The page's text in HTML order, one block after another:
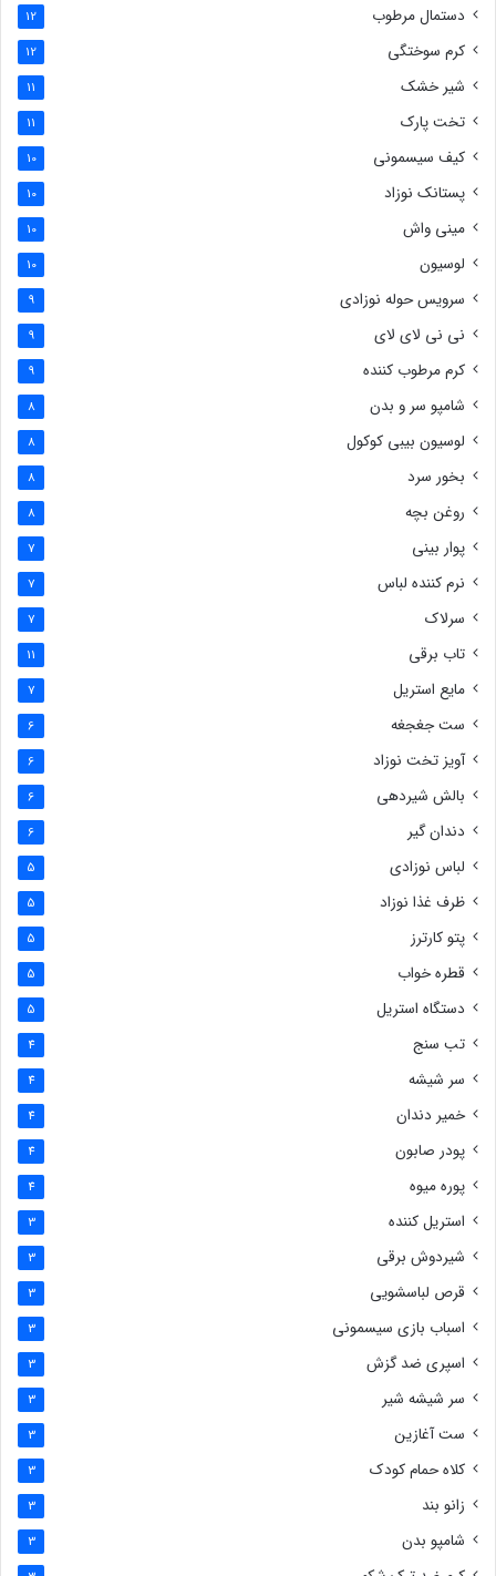
دستمال مرطوب 12
کرم سوختگی 12
شیر خشک 11
تخت پارک 11
کیف سیسمونی 10
پستانک نوزاد 10
مینی واش 10
لوسیون 10
سرویس حوله نوزادی 9
نی نی لای لای 9
کرم مرطوب کننده 9
شامپو سر و بدن 8
لوسیون بیبی کوکول 8
بخور سرد 8
روغن بچه 8
پوار بینی 7
نرم کننده لباس 7
سرلاک 7
تاب برقی 11
مایع استریل 7
ست جغجغه 6
آویز تخت نوزاد 6
بالش شیردهی 6
دندان گیر 6
لباس نوزادی 5
ظرف غذا نوزاد 5
پتو کارترز 5
قطره خواب 5
دستگاه استریل 5
تب سنج 4
سر شیشه 4
خمیر دندان 4
پودر صابون 4
پوره میوه 4
استریل کننده 3
شیردوش برقی 3
قرص لباسشویی 3
اسباب بازی سیسمونی 3
اسپری ضد گزش 3
سر شیشه شیر 3
ست آغازین 3
کلاه حمام کودک 3
زانو بند 3
شامپو بدن 3